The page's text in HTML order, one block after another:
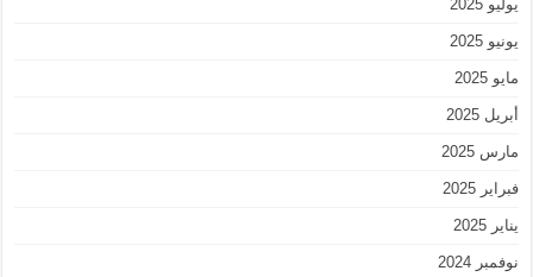
يوليو 2025
يونيو 2025
مايو 2025
أبريل 2025
مارس 2025
فبراير 2025
يناير 2025
نوفمبر 2024